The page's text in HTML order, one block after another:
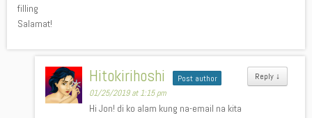
filling
Salamat!
Reply ↓
Hitokirihoshi Post author
01/25/2019 at 1:15 pm
Hi Jon! di ko alam kung na-email na kita